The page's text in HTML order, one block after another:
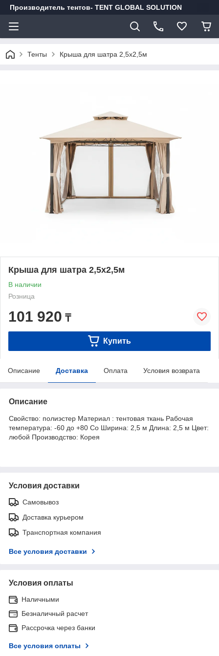
Производитель тентов- TENT GLOBAL SOLUTION
Тенты Крыша для шатра 2,5x2,5м
Крыша для шатра 2,5x2,5м
В наличии
Розница
101 920 ₸
Купить
Описание Доставка Оплата Условия возврата
Описание
Свойство: полиэстер Материал : тентовая ткань Рабочая
температура: -60 до +80 Co Ширина: 2,5 м Длина: 2,5 м Цвет:
любой Производство: Корея
Условия доставки
Самовывоз
Доставка курьером
Транспортная компания
Все условия доставки
Условия оплаты
Наличными
Безналичный расчет
Рассрочка через банки
Все условия оплаты